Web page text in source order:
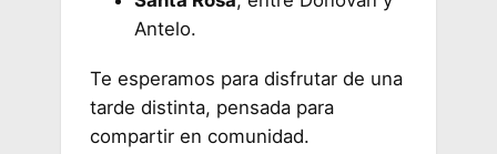
Antelo.
Te esperamos para disfrutar de una
tarde distinta, pensada para
compartir en comunidad.